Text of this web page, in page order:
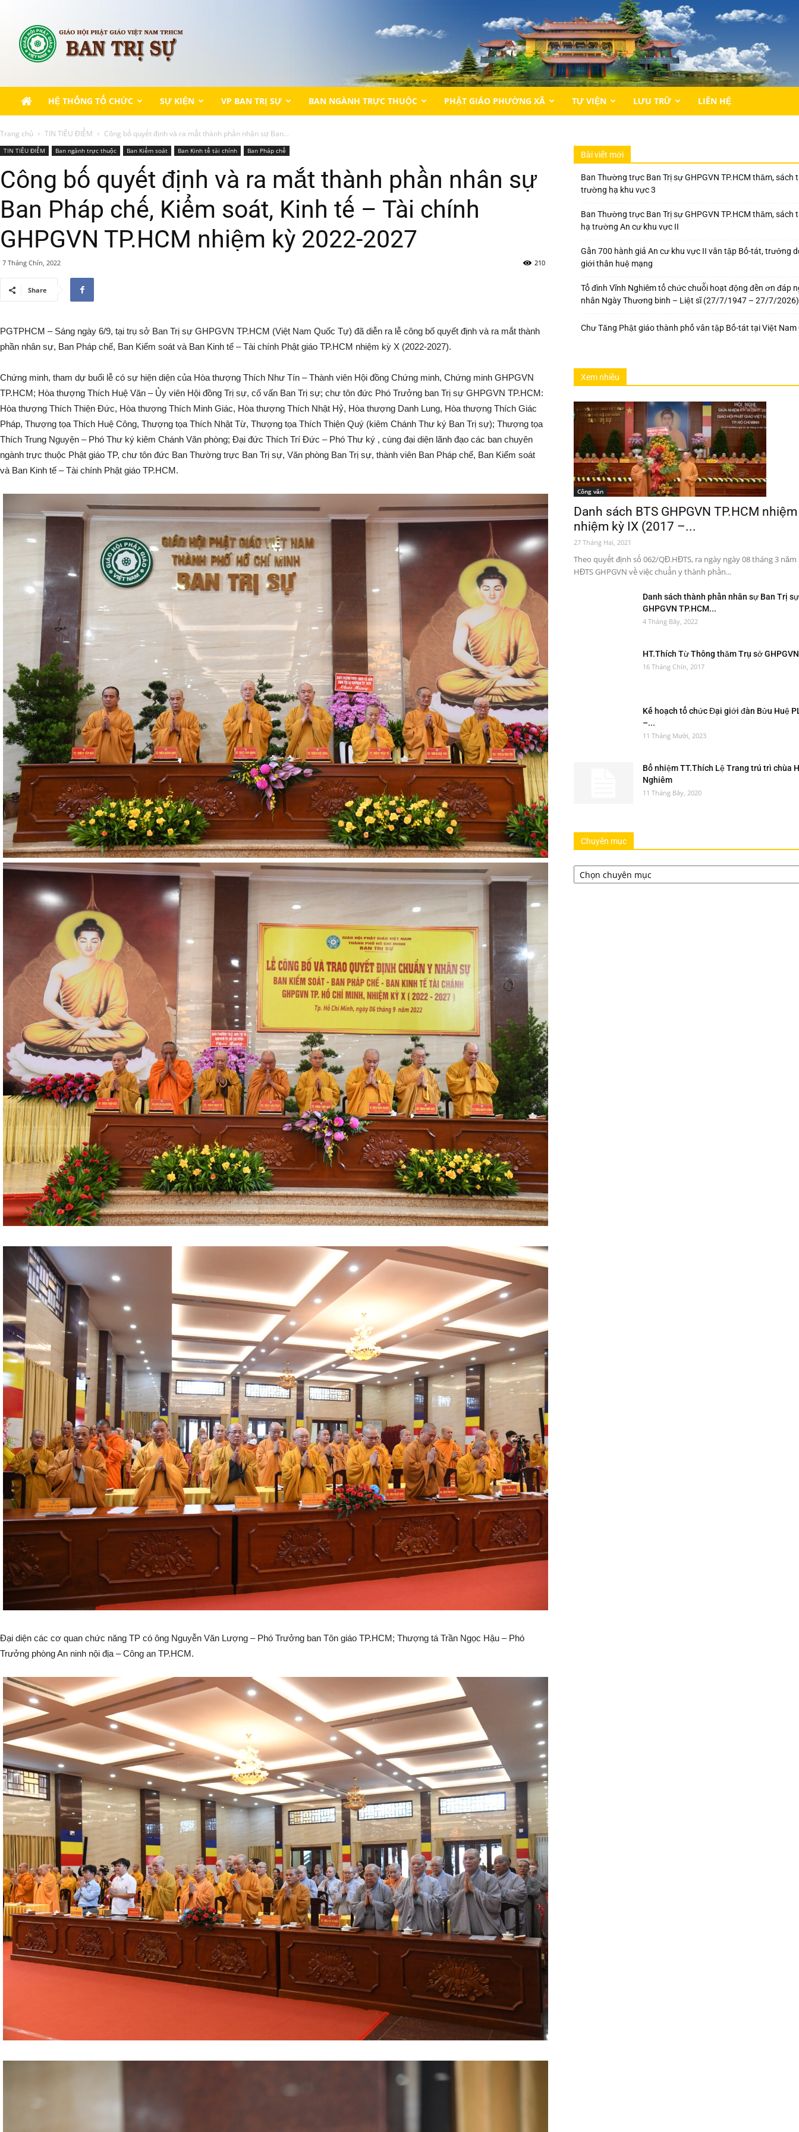
Cổng
thông
tin
điện
GHPGVN
TP.HCMHỆ THỐNG TỔ CHỨC SỰ KIỆN VP BAN TRỊ SỰ BAN NGÀNH TRỰC THUỘC PHẬT GIÁO PHƯỜNG XÃ TỰ VIỆN LƯU TRỮ LIÊN HỆ
Trang chủ TIN TIÊU ĐIỂM Công bố quyết định và ra mắt thành phần nhân sự Ban...
TIN TIÊU ĐIỂM Ban ngành trực thuộc Ban Kiểm soát Ban Kinh tế tài chính Ban Pháp chế
Công bố quyết định và ra mắt thành phần nhân sự
Ban Pháp chế, Kiểm soát, Kinh tế – Tài chính
GHPGVN TP.HCM nhiệm kỳ 2022-2027
7 Tháng Chín, 2022 210
Share
PGTPHCM – Sáng ngày 6/9, tại trụ sở Ban Trị sự GHPGVN TP.HCM (Việt Nam Quốc Tự) đã diễn ra lễ công bố quyết định và ra mắt thành
phần nhân sự, Ban Pháp chế, Ban Kiểm soát và Ban Kinh tế – Tài chính Phật giáo TP.HCM nhiệm kỳ X (2022-2027).
Chứng minh, tham dự buổi lễ có sự hiện diện của Hòa thượng Thích Như Tín – Thành viên Hội đồng Chứng minh, Chứng minh GHPGVN
TP.HCM; Hòa thượng Thích Huệ Văn – Ủy viên Hội đồng Trị sự, cố vấn Ban Trị sự; chư tôn đức Phó Trưởng ban Trị sự GHPGVN TP.HCM:
Hòa thượng Thích Thiện Đức, Hòa thượng Thích Minh Giác, Hòa thượng Thích Nhật Hỷ, Hòa thượng Danh Lung, Hòa thượng Thích Giác
Pháp, Thượng tọa Thích Huệ Công, Thượng tọa Thích Nhật Từ, Thượng tọa Thích Thiện Quý (kiêm Chánh Thư ký Ban Trị sự); Thượng tọa
Thích Trung Nguyện – Phó Thư ký kiêm Chánh Văn phòng; Đại đức Thích Trí Đức – Phó Thư ký , cùng đại diện lãnh đạo các ban chuyên
ngành trực thuộc Phật giáo TP, chư tôn đức Ban Thường trực Ban Trị sự, Văn phòng Ban Trị sự, thành viên Ban Pháp chế, Ban Kiểm soát
và Ban Kinh tế – Tài chính Phật giáo TP.HCM.
Đại diện các cơ quan chức năng TP có ông Nguyễn Văn Lượng – Phó Trưởng ban Tôn giáo TP.HCM; Thượng tá Trần Ngọc Hậu – Phó
Trưởng phòng An ninh nội địa – Công an TP.HCM.
Bài viết mới
Ban Thường trực Ban Trị sự GHPGVN TP.HCM thăm, sách
trường hạ khu vực 3
Ban Thường trực Ban Trị sự GHPGVN TP.HCM thăm, sách
hạ trường An cư khu vực II
Gần 700 hành giả An cư khu vực II vân tập Bố-tát, trưởng
giới thân huệ mạng
Tổ đình Vĩnh Nghiêm tổ chức chuỗi hoạt động đền ơn đáp
nhân Ngày Thương binh – Liệt sĩ (27/7/1947 – 27/7/2026)
Chư Tăng Phật giáo thành phố vân tập Bố-tát tại Việt Nam
Xem nhiều
Công văn
Danh sách BTS GHPGVN TP.HCM nhiệm
nhiệm kỳ IX (2017 –...
27 Tháng Hai, 2021
Theo quyết định số 062/QĐ.HĐTS, ra ngày ngày 08 tháng 3
HĐTS GHPGVN về việc chuẩn y thành phần...
Danh sách thành phần nhân sự Ban Trị sự
GHPGVN TP.HCM...
4 Tháng Bảy, 2022
HT.Thích Từ Thông thăm Trụ sở
16 Tháng Chín, 2017
Kế hoạch tổ chức Đại giới đàn Bửu Huệ
–...
11 Tháng Mười, 2023
Bổ nhiệm TT.Thích Lệ Trang trú trì chùa
Nghiêm
11 Tháng Bảy, 2020
Chuyên mục
Chuyên
mục